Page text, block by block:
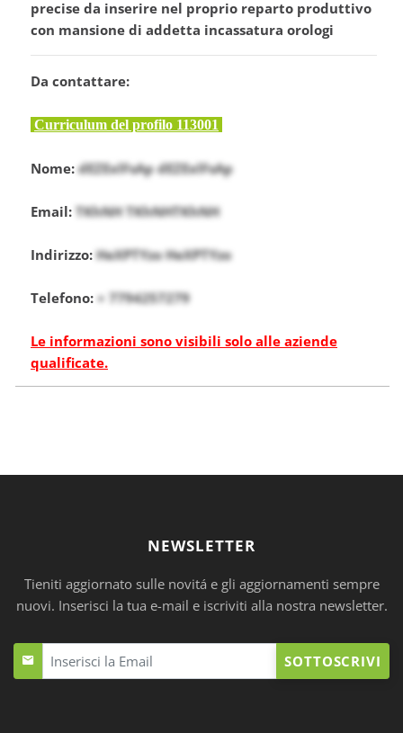
precise da inserire nel proprio reparto produttivo
con mansione di addetta incassatura orologi
Da contattare:
Curriculum del profilo 113001
Nome:dEZExlFsAp dEZExlFsAp
Email: TKhNH TKhNHTKhNH
Indirizzo:HeXPTYzo HeXPTYzo
Telefono: + 7794257279
Le informazioni sono visibili solo alle aziende
qualificate.
NEWSLETTER
Tieniti aggiornato sulle novitá e gli aggiornamenti sempre
nuovi. Inserisci la tua e-mail e iscriviti alla nostra newsletter.
SOTTOSCRIVI